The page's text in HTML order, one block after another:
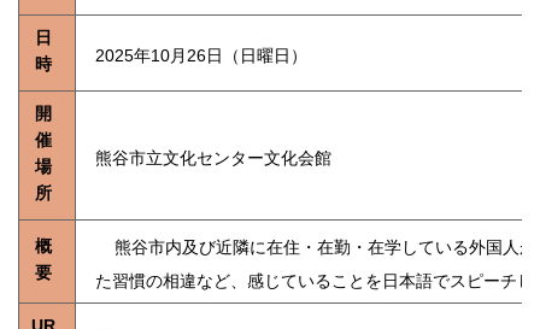
日
時
2025年10月26日（日曜日）
開
催
場
所
熊谷市立文化センター文化会館
概
要
熊谷市内及び近隣に在住・在勤・在学している外国人
た習慣の相違など、感じていることを日本語でスピーチし